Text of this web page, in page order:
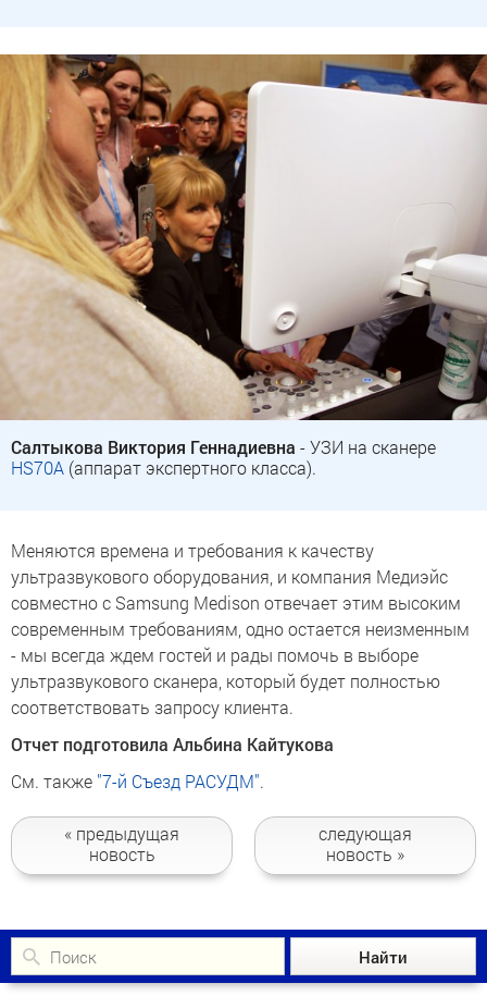
Салтыкова Виктория Геннадиевна - УЗИ на сканере
HS70A (аппарат экспертного класса).
Меняются времена и требования к качеству
ультразвукового оборудования, и компания Медиэйс
совместно с Samsung Medison отвечает этим высоким
современным требованиям, одно остается неизменным
- мы всегда ждем гостей и рады помочь в выборе
ультразвукового сканера, который будет полностью
соответствовать запросу клиента.
Отчет подготовила Альбина Кайтукова
См. также "7-й Съезд РАСУДМ".
« предыдущая
новость
следующая
новость »